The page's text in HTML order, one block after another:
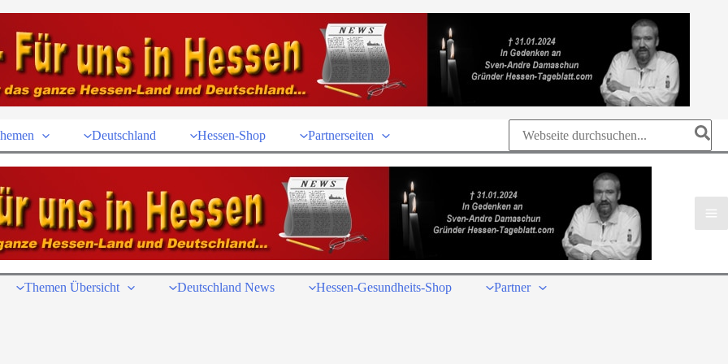
Deutschland Hessen-Shop Partnerseiten
Search
for:
Themen Übersicht Deutschland News Hessen-Gesundheits-Shop
Partner